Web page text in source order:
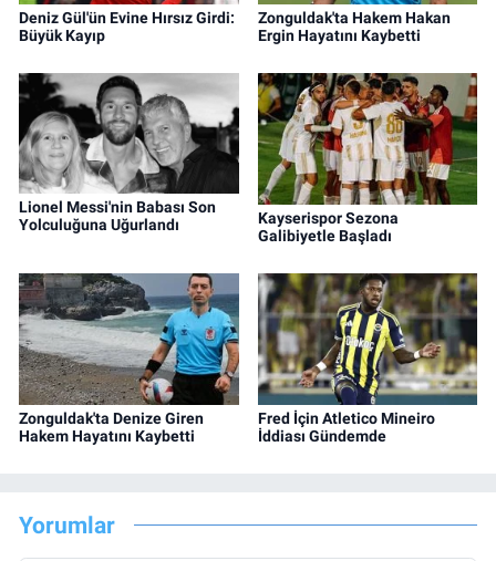
Deniz Gül'ün Evine Hırsız Girdi:
Büyük Kayıp
Zonguldak'ta Hakem Hakan
Ergin Hayatını Kaybetti
Lionel Messi'nin Babası Son
Yolculuğuna Uğurlandı
Kayserispor Sezona
Galibiyetle Başladı
Zonguldak'ta Denize Giren
Hakem Hayatını Kaybetti
Fred İçin Atletico Mineiro
İddiası Gündemde
Yorumlar